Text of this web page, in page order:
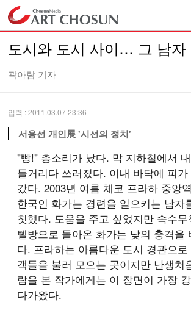
도시와 도시 사이… 그 남자
곽아람 기자
입력 : 2011.03.07 23:36
서용선 개인展 '시선의 정치'
"빵!" 총소리가 났다. 막 지하철에서
틀거리다 쓰러졌다. 이내 바닥에 피
갔다. 2003년 여름 체코 프라하 중앙
한국인 화가는 경련을 일으키는 남자
칫했다. 도움을 주고 싶었지만 속수
텔방으로 돌아온 화가는 낮의 충격을
다. 프라하는 아름다운 도시 경관으
객들을 불러 모으는 곳이지만 난생처
람을 본 작가에게는 이 장면이 가장
다가왔다.